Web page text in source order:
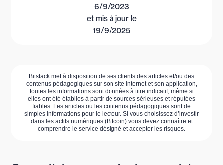
6/9/2023
et mis à jour le
19/9/2025
Bitstack met à disposition de ses clients des articles et/ou des
contenus pédagogiques sur son site internet et son application,
toutes les informations sont données à titre indicatif, même si
elles ont été établies à partir de sources sérieuses et réputées
fiables. Les articles ou les contenus pédagogiques sont de
simples informations pour le lecteur. Si vous choisissez d’investir
dans les actifs numériques (Bitcoin) vous devez connaître et
comprendre le service désigné et accepter les risques.